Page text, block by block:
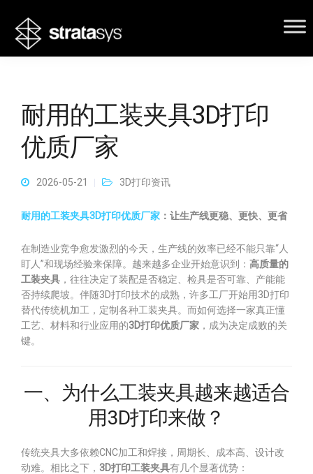
耐用的工装夹具3D打印
优质厂家
2026-05-21 3D打印资讯
耐用的工装夹具3D打印优质厂家 ：让生产线更稳、更快、更省
在制造业竞争愈发激烈的今天，生产线的效率已经不能只靠“人
盯人”和现场经验来保障。越来越多企业开始意识到： 高质量的
工装夹具 ，往往决定了装配是否稳定、检具是否可靠、产能能
否持续爬坡。伴随3D打印技术的成熟，许多工厂开始用3D打印
替代传统机加工，定制各种工装夹具。而如何选择一家真正懂
工艺、材料和行业应用的3D打印优质厂家 ，成为决定成败的关
键。
一、为什么工装夹具越来越适合
用3D打印来做？
传统夹具大多依赖CNC加工和焊接，周期长、成本高、设计改
动难。相比之下， 3D打印工装夹具有几个显著优势：